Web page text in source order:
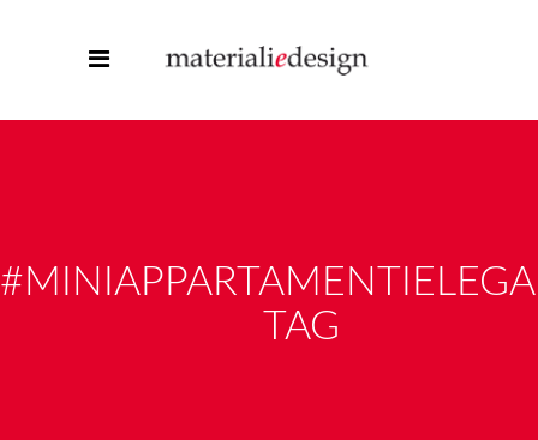
TAG